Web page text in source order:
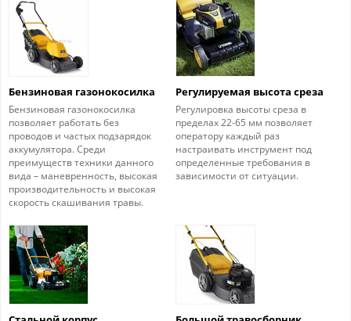
Бензиновая газонокосилка
Бензиновая газонокосилка
позволяет работать без
проводов и частых подзарядок
аккумулятора. Среди
преимуществ техники данного
вида – маневренность, высокая
производительность и высокая
скорость скашивания травы.
Регулируемая высота среза
Регулировка высоты среза в
пределах 22-65 мм позволяет
оператору каждый раз
настраивать инструмент под
определенные требования в
зависимости от ситуации.